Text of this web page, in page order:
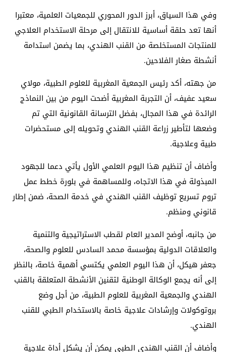
وفي هذا السياق، أبرز الدور المحوري للجمعيات العلمية، معتبرا
أنها تعد حلقة أساسية للانتقال إلى مرحلة الاستخدام العلاجي
للمنتجات المستخلصة من القنب الهندي، بما يضمن استدامة
أنشطة صغار الفلاحين.
من جهته، أكد رئيس الجمعية المغربية للعلوم الطبية، مولاي
سعيد عفيف، أن التجربة المغربية أضحت اليوم من بين النماذج
الرائدة في هذا المجال، بفضل الترسانة القانونية التي تم
وضعها لتأطير زراعة القنب الهندي وتحويله إلى مستحضرات
طبية وعلاجية.
وأضاف أن تنظيم هذا اليوم العلمي الأول يأتي دعما للجهود
المبذولة في هذا الاتجاه، وللمساهمة في بلورة خطط عمل
تروم تسريع توظيف القنب الهندي في خدمة الصحة، ضمن إطار
قانوني ومنظم.
من جانبه، أوضح المدير العام لقطب الاستراتيجية والتنمية
والعلاقات الدولية بمؤسسة محمد السادس للعلوم والصحة،
جعفر هيكل، أن هذا اليوم العلمي يكتسي أهمية خاصة، بالنظر
إلى أنه يجمع الوكالة الوطنية لتقنين الأنشطة المتعلقة بالقنب
الهندي والجمعية المغربية للعلوم الطبية، من أجل وضع
بروتوكولات وإرشادات علاجية خاصة بالاستخدام الطبي للقنب
الهندي.
وأضاف أن القنب الهندي الطبي يمكن أن يشكل أداة علاجية